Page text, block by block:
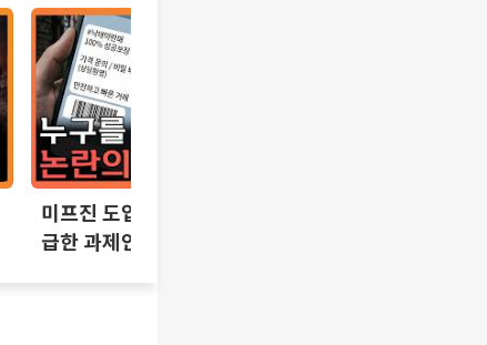
미프진 도입 논란, 시기상조인가 시
급한 과제인가 [T같은F]